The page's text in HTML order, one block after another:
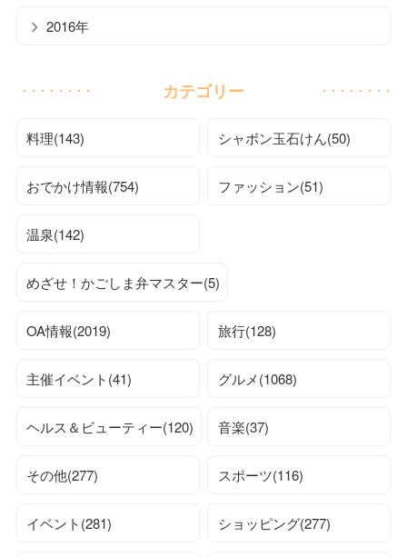
2016年
カテゴリー
料理(143) シャボン玉石けん(50)
おでかけ情報(754) ファッション(51)
温泉(142)
めざせ！かごしま弁マスター(5)
OA情報(2019) 旅行(128)
主催イベント(41) グルメ(1068)
ヘルス＆ビューティー(120) 音楽(37)
その他(277) スポーツ(116)
イベント(281) ショッピング(277)